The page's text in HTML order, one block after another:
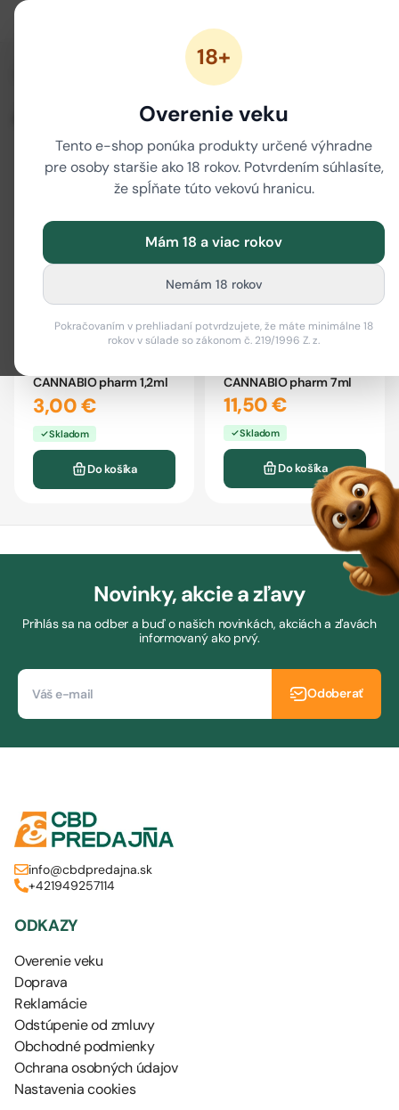
18+
Overenie veku
Tento e-shop ponúka produkty určené výhradne
pre osoby staršie ako 18 rokov. Potvrdením súhlasíte,
že spĺňate túto vekovú hranicu.
Mám 18 a viac rokov
Nemám 18 rokov
Pokračovaním v prehliadaní potvrdzujete, že máte minimálne 18
rokov v súlade so zákonom č. 219/1996 Z. z.
/ Pomôže pri
Filter
CANNABIO pharm 1,2ml
3,00 €
Skladom
Do košíka
CANNABIO pharm 7ml
11,50 €
Skladom
Do košíka
Novinky, akcie a zľavy
Prihlás sa na odber a buď o našich novinkách, akciách a zľavách
informovaný ako prvý.
Odoberať
info@cbdpredajna.sk
+421949257114
ODKAZY
Overenie veku
Doprava
Reklamácie
Odstúpenie od zmluvy
Obchodné podmienky
Ochrana osobných údajov
Nastavenia cookies